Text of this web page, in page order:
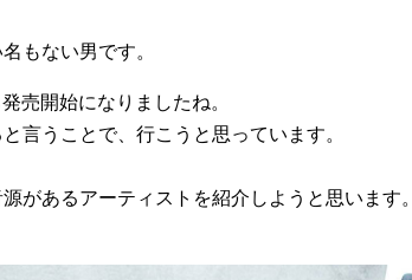
もない男です。
売開始になりましたね。
言うことで、行こうと思っています。
があるアーティストを紹介しようと思います。